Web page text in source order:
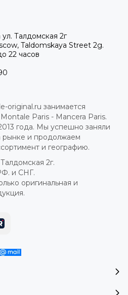
Талдомская 2г
Taldomskaya Street 2g.
22 часов
original.ru занимается
Paris - Mancera Paris.
года. Мы успешно заняли
и продолжаем
и географию.
2г.
и СНГ.
оригинальная и